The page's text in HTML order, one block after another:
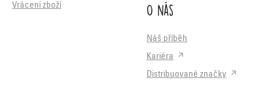
Vrácení zboží
O nás
Náš příběh
Kariéra
Distribuované značky